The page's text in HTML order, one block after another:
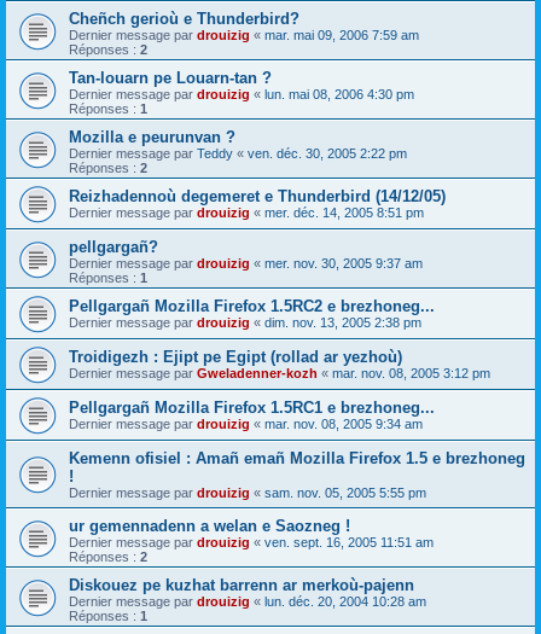
Cheñch gerioù e Thunderbird?
Dernier message par drouizig « mar. mai 09, 2006 7:59 am
Réponses : 2
Tan-louarn pe Louarn-tan ?
Dernier message par drouizig « lun. mai 08, 2006 4:30 pm
Réponses : 1
Mozilla e peurunvan ?
Dernier message par Teddy « ven. déc. 30, 2005 2:22 pm
Réponses : 2
Reizhadennoù degemeret e Thunderbird (14/12/05)
Dernier message par drouizig « mer. déc. 14, 2005 8:51 pm
pellgargañ?
Dernier message par drouizig « mer. nov. 30, 2005 9:37 am
Réponses : 1
Pellgargañ Mozilla Firefox 1.5RC2 e brezhoneg...
Dernier message par drouizig « dim. nov. 13, 2005 2:38 pm
Troidigezh : Ejipt pe Egipt (rollad ar yezhoù)
Dernier message par Gweladenner-kozh « mar. nov. 08, 2005 3:12 pm
Pellgargañ Mozilla Firefox 1.5RC1 e brezhoneg...
Dernier message par drouizig « mar. nov. 08, 2005 9:34 am
Kemenn ofisiel : Amañ emañ Mozilla Firefox 1.5 e brezhoneg
!
Dernier message par drouizig « sam. nov. 05, 2005 5:55 pm
ur gemennadenn a welan e Saozneg !
Dernier message par drouizig « ven. sept. 16, 2005 11:51 am
Réponses : 2
Diskouez pe kuzhat barrenn ar merkoù-pajenn
Dernier message par drouizig « lun. déc. 20, 2004 10:28 am
Réponses : 1